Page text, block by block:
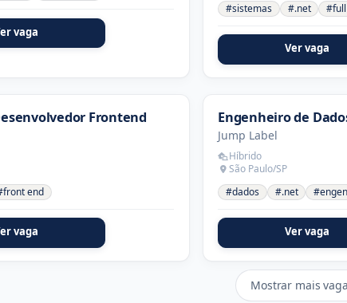
vaga
#sistemas #.net
Ver vaga
Frontend
end
vaga
Engenheiro de
Jump Label
Híbrido
São Paulo/SP
#dados
#.net
Ver vaga
Mostrar mais